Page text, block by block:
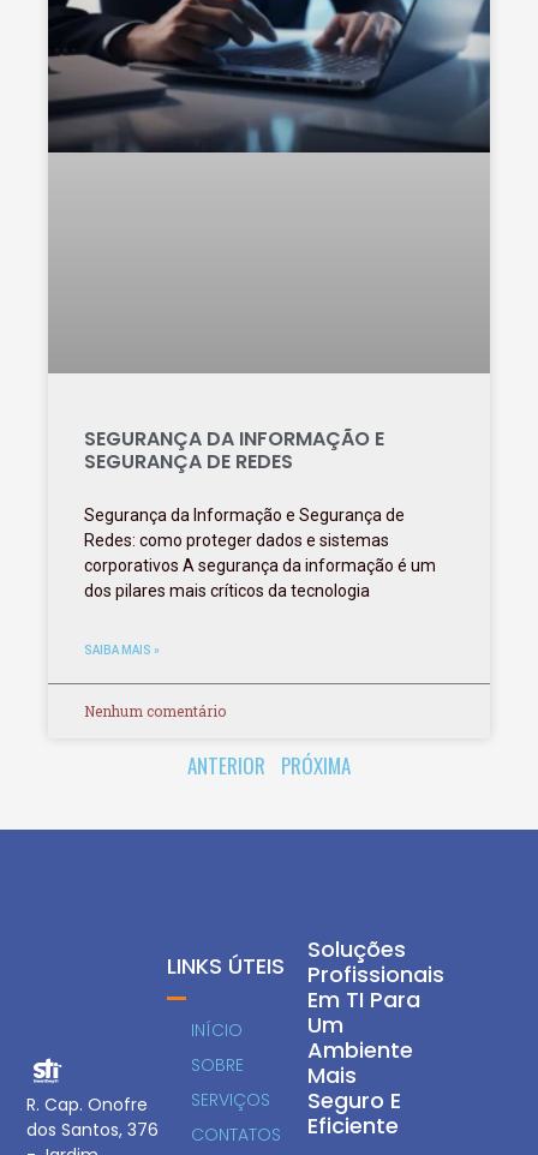
SEGURANÇA DA INFORMAÇÃO E
SEGURANÇA DE REDES
Segurança da Informação e Segurança de
Redes: como proteger dados e sistemas
corporativos A segurança da informação é um
dos pilares mais críticos da tecnologia
SAIBA MAIS »
Nenhum comentário
ANTERIOR PRÓXIMA
R. Cap. Onofre
dos Santos, 376
Soluções
Profissionais
Em TI Para
Um
Ambiente
Mais
Seguro E
Eficiente
LINKS ÚTEIS
INÍCIO
SOBRE
SERVIÇOS
CONTATOS